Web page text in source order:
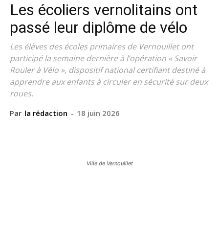
Les écoliers vernolitains ont
passé leur diplôme de vélo
Les élèves des écoles primaires de Vernouillet ont
participé la semaine dernière à l’opération « Savoir
Rouler à Vélo », dispositif national certifiant destiné à
apprendre aux enfants à circuler en sécurité sur deux
roues.
Par la rédaction - 18 juin 2026
Ville de Vernouillet